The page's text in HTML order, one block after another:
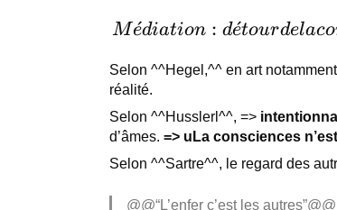
personne.”
Médiation
de la
conscience
pour
revenir à
elle-même
Me
ˊdiation : de
ˊtourdelaco
Selon ^^Hegel,^^ en art
réalité.
Selon ^^Husslerl^^, =>
d’âmes.=> uLa consciences
Selon ^^Sartre^^, le regard des
@@“L’enfer c’est les autres”@@